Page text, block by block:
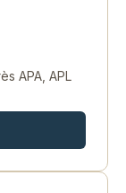
APA, APL